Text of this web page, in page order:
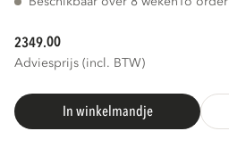
2349.00
Adviesprijs (incl. BTW)
In winkelmandje